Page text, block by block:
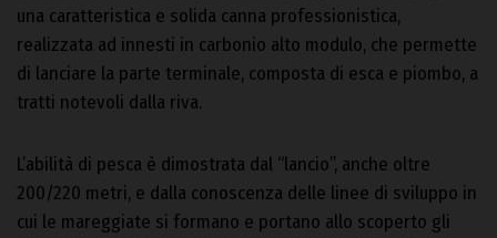
una caratteristica e solida canna professionistica,
realizzata ad innesti in carbonio alto modulo, che permette
di lanciare la parte terminale, composta di esca e piombo, a
tratti notevoli dalla riva.
L’abilità di pesca è dimostrata dal “lancio”, anche oltre
200/220 metri, e dalla conoscenza delle linee di sviluppo in
cui le mareggiate si formano e portano allo scoperto gli